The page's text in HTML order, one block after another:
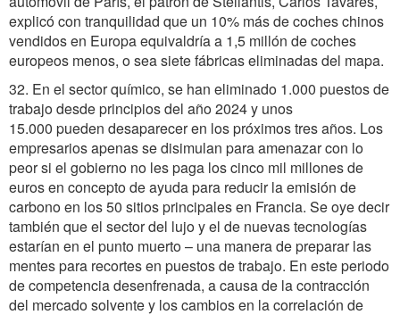
explicó con tranquilidad que un 10% más de coches chinos
vendidos en Europa equivaldría a 1,5 millón de coches
europeos menos, o sea siete fábricas eliminadas del mapa.
32. En el sector químico, se han eliminado 1.000 puestos de
trabajo desde principios del año 2024 y unos
15.000 pueden desaparecer en los próximos tres años. Los
empresarios apenas se disimulan para amenazar con lo
peor si el gobierno no les paga los cinco mil millones de
euros en concepto de ayuda para reducir la emisión de
carbono en los 50 sitios principales en Francia. Se oye decir
también que el sector del lujo y el de nuevas tecnologías
estarían en el punto muerto – una manera de preparar las
mentes para recortes en puestos de trabajo. En este periodo
de competencia desenfrenada, a causa de la contracción
del mercado solvente y los cambios en la correlación de